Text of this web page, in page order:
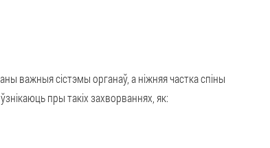
важныя сістэмы органаў, а ніжняя частка спіны
пры такіх захворваннях, як: